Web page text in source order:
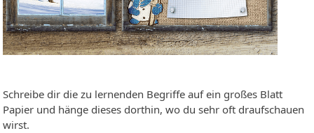
Schreibe dir die zu lernenden Begriffe auf ein großes Blatt
Papier und hänge dieses dorthin, wo du sehr oft draufschauen
wirst.